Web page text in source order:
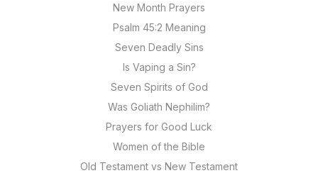
New Month Prayers
Psalm 45:2 Meaning
Seven Deadly Sins
Is Vaping a Sin?
Seven Spirits of God
Was Goliath Nephilim?
Prayers for Good Luck
Women of the Bible
Old Testament vs New Testament